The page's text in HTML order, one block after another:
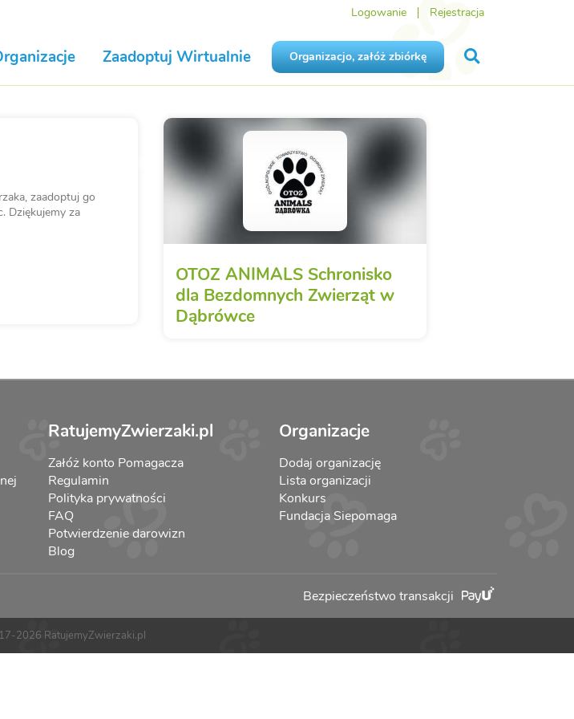
Logowanie Rejestracja
Zaadoptuj Wirtualnie Organizacjo, załóż zbiórkę
zaadoptuj go
Dziękujemy za
OTOZ ANIMALS Schronisko
dla Bezdomnych Zwierząt w
Dąbrówce
RatujemyZwierzaki.pl
Załóż konto Pomagacza
Regulamin
Polityka prywatności
FAQ
Potwierdzenie darowizn
Blog
Organizacje
Dodaj organizację
Lista organizacji
Konkurs
Fundacja Siepomaga
Bezpieczeństwo transakcji
2026 RatujemyZwierzaki.pl